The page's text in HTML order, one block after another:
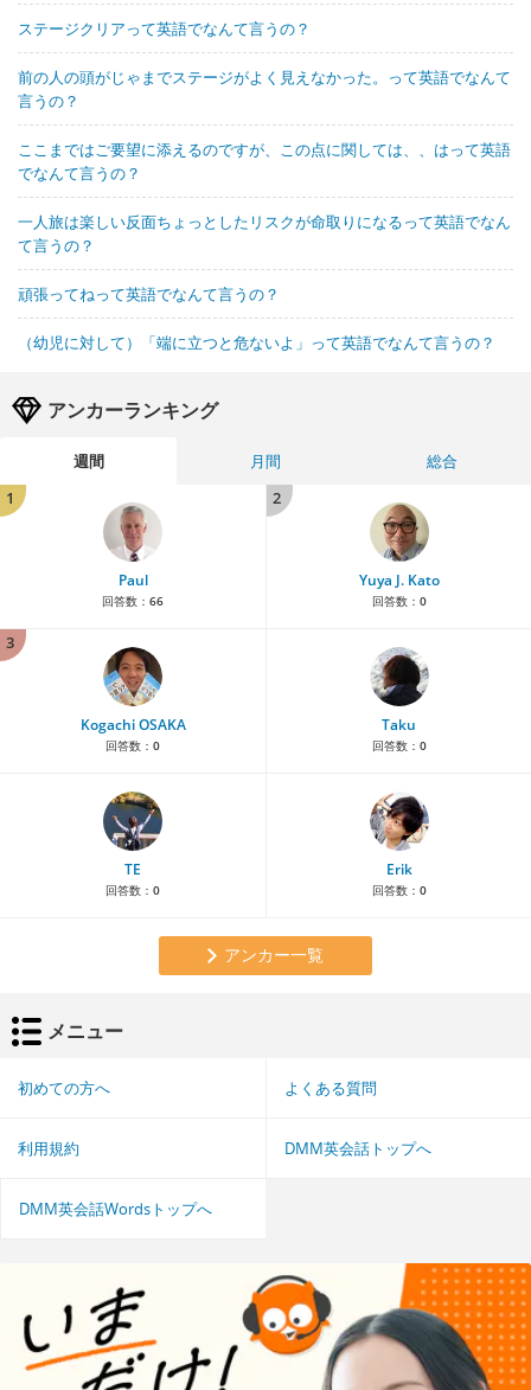
ステージクリアって英語でなんて言うの？
前の人の頭がじゃまでステージがよく見えなかった。って英語でなんて
言うの？
ここまではご要望に添えるのですが、この点に関しては、、はって英語
でなんて言うの？
一人旅は楽しい反面ちょっとしたリスクが命取りになるって英語でなん
て言うの？
頑張ってねって英語でなんて言うの？
（幼児に対して）「端に立つと危ないよ」って英語でなんて言うの？
アンカーランキング
週間 月間
総合
1
Paul
回答数： 66
2
Yuya J. Kato
回答数： 0
3
Kogachi OSAKA
回答数： 0
Taku
回答数： 0
TE
回答数： 0
Erik
回答数： 0
アンカー一覧
メニュー
初めての方へ よくある質問
利用規約 DMM英会話トップへ
DMM英会話Wordsトップへ